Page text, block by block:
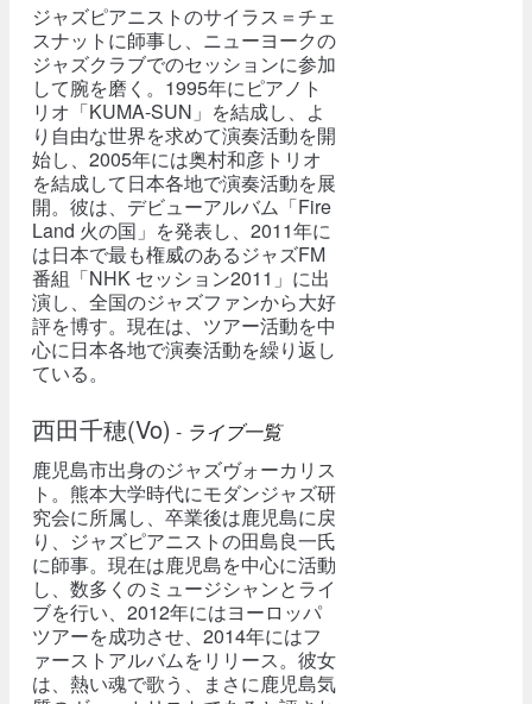
ジャズピアニストのサイラス＝チェ
スナットに師事し、ニューヨークの
ジャズクラブでのセッションに参加
して腕を磨く。1995年にピアノト
リオ「KUMA-SUN」を結成し、よ
り自由な世界を求めて演奏活動を開
始し、2005年には奥村和彦トリオ
を結成して日本各地で演奏活動を展
開。彼は、デビューアルバム「Fire
Land 火の国」を発表し、2011年に
は日本で最も権威のあるジャズFM
番組「NHK セッション2011」に出
演し、全国のジャズファンから大好
評を博す。現在は、ツアー活動を中
心に日本各地で演奏活動を繰り返し
ている。
西田千穂(Vo) - ライブ一覧
鹿児島市出身のジャズヴォーカリス
ト。熊本大学時代にモダンジャズ研
究会に所属し、卒業後は鹿児島に戻
り、ジャズピアニストの田島良一氏
に師事。現在は鹿児島を中心に活動
し、数多くのミュージシャンとライ
ブを行い、2012年にはヨーロッパ
ツアーを成功させ、2014年にはフ
ァーストアルバムをリリース。彼女
は、熱い魂で歌う、まさに鹿児島気